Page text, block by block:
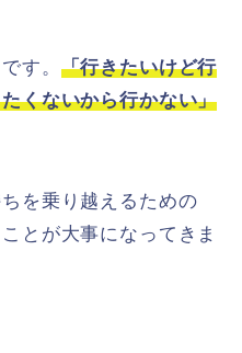
す。 「行きたいけど行
くないから行かない」
を乗り越えるための
とが大事になってきま